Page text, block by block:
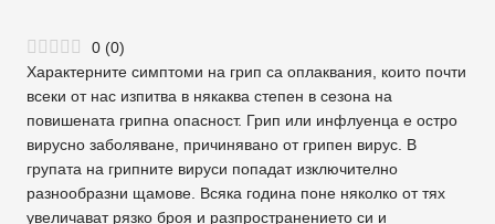
0 (0)
Характерните симптоми на грип са оплаквания, които почти
всеки от нас изпитва в някаква степен в сезона на
повишената грипна опасност. Грип или инфлуенца е остро
вирусно заболяване, причинявано от грипен вирус. В
групата на грипните вируси попадат изключително
разнообразни щамове. Всяка година поне няколко от тях
увеличават рязко броя и разпространението си и